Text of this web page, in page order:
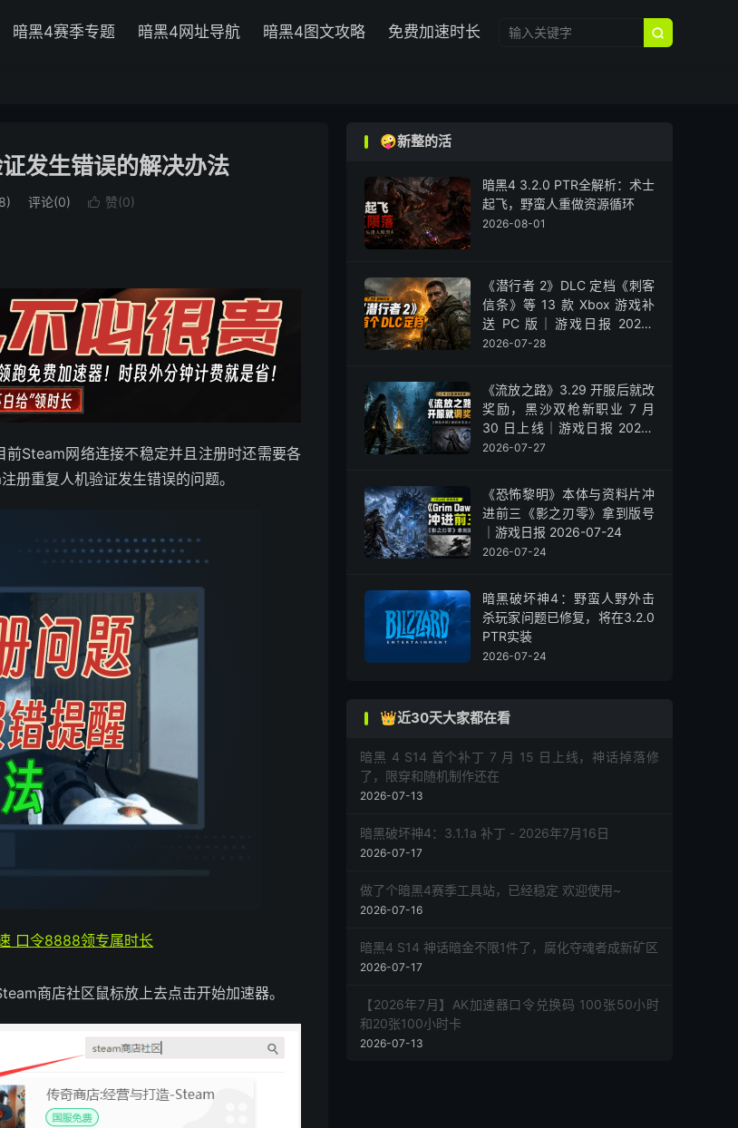

暗黑4赛季专题 暗黑4网址导航 暗黑4图文攻略 免费加速时长
发生错误的解决办法
) 评论(0)  赞(0)
Steam网络连接不稳定并且注册时还需要各
册重复人机验证发生错误的问题。
口令8888领专属时长
商店社区鼠标放上去点击开始加速器。
🤪新整的活
暗黑4 3.2.0 PTR全解析：术士
起飞，野蛮人重做资源循环
2026-08-01
《潜行者 2》DLC 定档《刺客
信条》等 13 款 Xbox 游戏补
送 PC 版｜游戏日报 2026-
07-28
2026-07-28
《流放之路》3.29 开服后就改
奖励，黑沙双枪新职业 7 月
30 日上线｜游戏日报 2026-
07-27
2026-07-27
《恐怖黎明》本体与资料片冲
进前三《影之刃零》拿到版号
｜游戏日报 2026-07-24
2026-07-24
暗黑破坏神4：野蛮人野外击
杀玩家问题已修复，将在3.2.0
PTR实装
2026-07-24
👑近30天大家都在看
暗黑 4 S14 首个补丁 7 月 15 日上线，神话掉落修
了，限穿和随机制作还在
2026-07-13
暗黑破坏神4：3.1.1a 补丁 - 2026年7月16日
2026-07-17
做了个暗黑4赛季工具站，已经稳定 欢迎使用~
2026-07-16
暗黑4 S14 神话暗金不限1件了，腐化夺魂者成新矿区
2026-07-17
【2026年7月】AK加速器口令兑换码 100张50小时
和20张100小时卡
2026-07-13